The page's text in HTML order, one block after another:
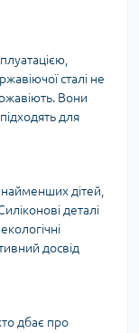
сталі не
Вони
для
найменших дітей,
деталі
досвід
дбає про